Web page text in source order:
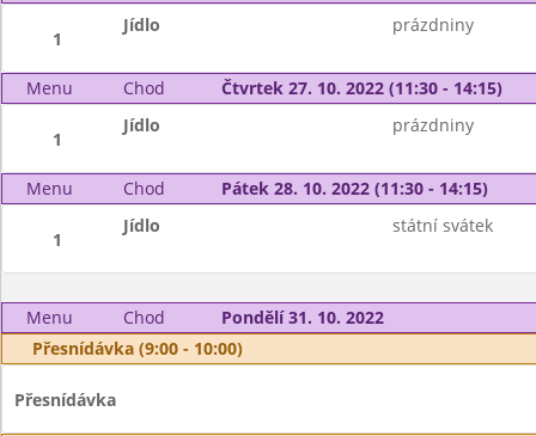
1
Jídlo prázdniny
Menu Chod Čtvrtek 27. 10. 2022 (11:30 - 14:15)
1
Jídlo prázdniny
Menu Chod Pátek 28. 10. 2022 (11:30 - 14:15)
1
Jídlo státní svátek
Menu Chod
Pondělí 31. 10. 2022
Přesnídávka (9:00 - 10:00)
Přesnídávka